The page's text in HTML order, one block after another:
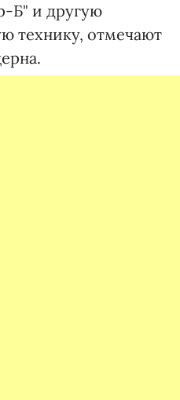
Б" и другую
технику, отмечают